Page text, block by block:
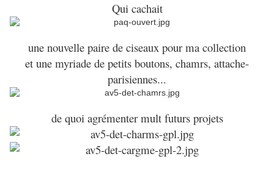
Qui cachait
une nouvelle paire de ciseaux pour ma collection
et une myriade de petits boutons, chamrs, attache-
parisiennes...
de quoi agrémenter mult futurs projets